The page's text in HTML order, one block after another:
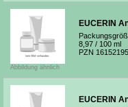
Abbildung ähnlich
EUCERIN
8,97 / 100 ml
PZN 16152195
EUCERIN